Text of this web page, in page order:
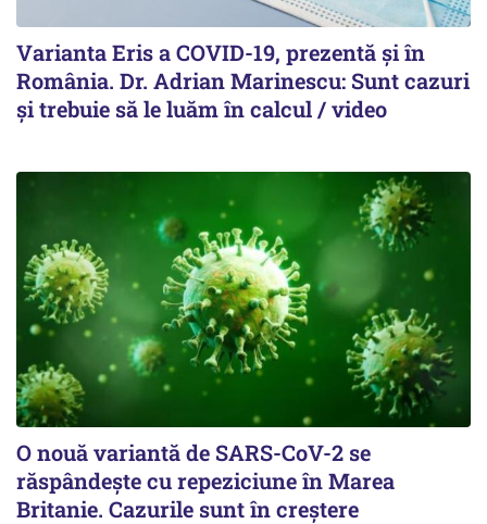
Varianta Eris a COVID-19, prezentă și în
România. Dr. Adrian Marinescu: Sunt cazuri
și trebuie să le luăm în calcul / video
O nouă variantă de SARS-CoV-2 se
răspândește cu repeziciune în Marea
Britanie. Cazurile sunt în creștere